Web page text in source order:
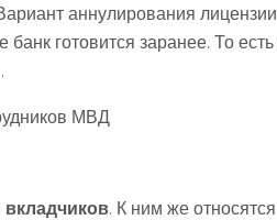
аннулирования
банк готовится заранее. То
МВД
. К ним же